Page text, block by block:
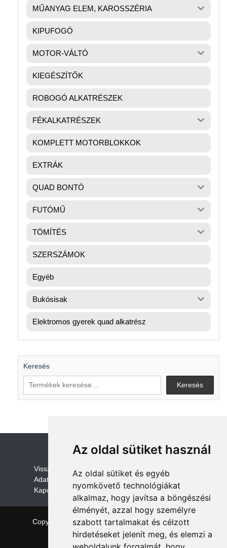
Az oldal sütiket használ
Az oldal sütiket és egyéb
nyomkövető technológiákat
alkalmaz, hogy javítsa a böngészési
élményét, azzal hogy személyre
szabott tartalmakat és célzott
hirdetéseket jelenít meg, és elemzi a
MŰANYAG ELEM, KAROSSZÉRIA
KIPUFOGÓ
MOTOR-VÁLTÓ
KIEGÉSZÍTŐK
ROBOGÓ ALKATRÉSZEK
FÉKALKATRÉSZEK
KOMPLETT MOTORBLOKKOK
EXTRÁK
QUAD BONTÓ
FUTÓMŰ
TÖMÍTÉS
SZERSZÁMOK
Egyéb
Bukósisak
Elektromos gyerek quad alkatrész
Keresés
Keresés
Visszaküldési és visszatérítési szabályzat
Adatvédelem /GDPR
Kapcsolat
Copyright © 2026 quadalkatreszek.com | Theme:
NewStoreby ThemeFarmer